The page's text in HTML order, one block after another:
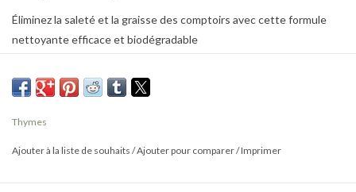
Éliminez la saleté et la graisse des comptoirs avec cette formule
nettoyante efficace et biodégradable
forestier rafraîchissant et fraîchement coupé du sapin Frasier.
Thymes
Ajouter à la liste de souhaits /Ajouter pour comparer/Imprimer